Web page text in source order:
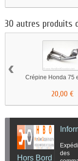
30 autres produits
Crépine Honda 75
20,00 €
‹
Hors Bord
des